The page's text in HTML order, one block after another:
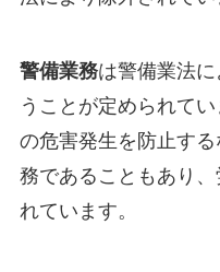
警備業務は警備業法
うことが定められて
の危害発生を防止す
務であることもあり
れています。